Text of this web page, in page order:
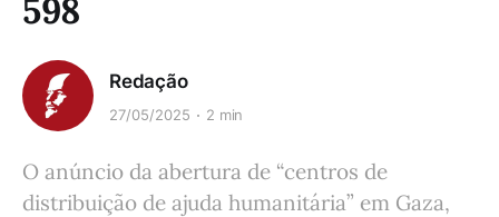
598
Redação
27/05/2025 2 min
O anúncio da abertura de “centros de
distribuição de ajuda humanitária” em Gaza,